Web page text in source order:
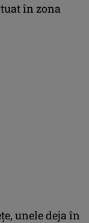
în zona
unele deja în